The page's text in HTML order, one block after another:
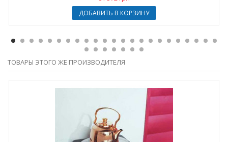
ДОБАВИТЬ В КОРЗИНУ
ТОВАРЫ ЭТОГО ЖЕ ПРОИЗВОДИТЕЛЯ